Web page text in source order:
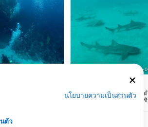
ทาเตยามะบน
ารดำน้ำจากเรือ
ะเทศที่เป็นทราย
SSI Service Center Japan, 101-
(★4.4)
อิโตะเป็นจุดที่ค่อนข้างใหม่
มะ คาบสมุทรโบโซ จังหวัด
ปลาเก๋าขนาดใหญ่ การดำน้
นโยบายความเป็นส่วนตัว
ตัว